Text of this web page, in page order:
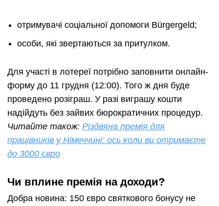
отримувачі соціальної допомоги Bürgergeld;
особи, які звертаються за притулком.
Для участі в лотереї потрібно заповнити онлайн-
форму до 11 грудня (12:00). Того ж дня буде
проведено розіграш. У разі виграшу кошти
надійдуть без зайвих бюрократичних процедур.
Читайте також: Різдвяна премія для
працівників у Німеччині: ось коли ви отримаєте
до 3000 євро
Чи вплине премія на доходи?
Добра новина: 150 євро святкового бонусу не